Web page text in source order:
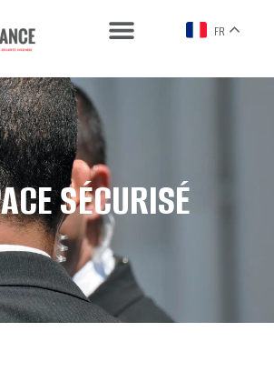
FR
SÉCURISÉ